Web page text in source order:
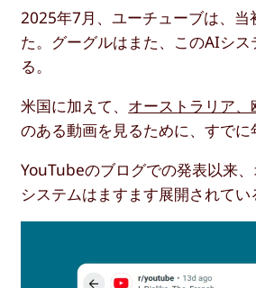
2025年7月、ユーチューブは、
た。グーグルはまた、このAIシ
る。
米国に加えて、 オーストラリア
のある動画を見るために、すでに
YouTubeのブログでの発表以来
システムはますます展開されてい